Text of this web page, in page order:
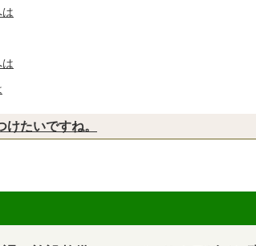
たいですね。